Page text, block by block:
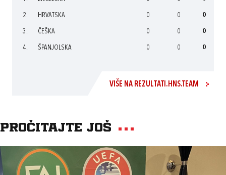
2. HRVATSKA 0 0 0
3. ČEŠKA 0 0 0
4. ŠPANJOLSKA 0 0 0
VIŠE NA REZULTATI.HNS.TEAM
Pročitajte još